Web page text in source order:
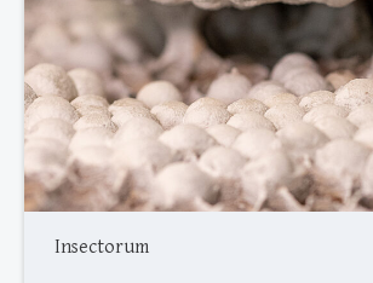
Insectorum